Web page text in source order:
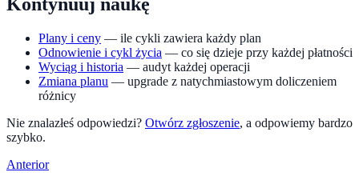
Plany i ceny — ile cykli zawiera każdy plan
Odnowienie i cykl życia — co się dzieje przy każdej płatności
Wyciąg i historia — audyt każdej operacji
Zmiana planu — upgrade z natychmiastowym doliczeniem
różnicy
Nie znalazłeś odpowiedzi? Otwórz zgłoszenie, a odpowiemy bardzo
szybko.
Anterior